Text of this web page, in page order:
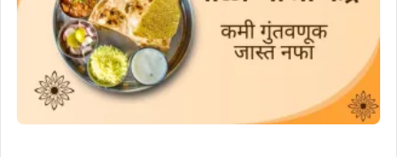
गुंतवणुकीत
नफा
मिळवण्याचा